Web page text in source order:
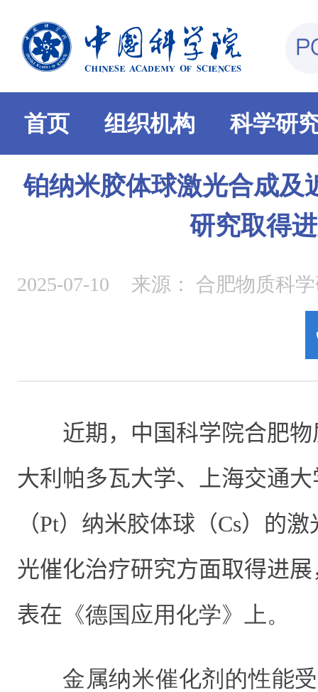
首页 组织机构 科学研
铂纳米胶体球激光合成及
研究取得
2025-07-10 来源： 合肥物质科
近期，中国科学院合肥
大利帕多瓦大学、上海交通
（Pt） 纳米胶体球 （Cs） 的激
光催化治疗研究方面取得进
表在 《德国应用化学》上。
金属纳米催化剂的性能